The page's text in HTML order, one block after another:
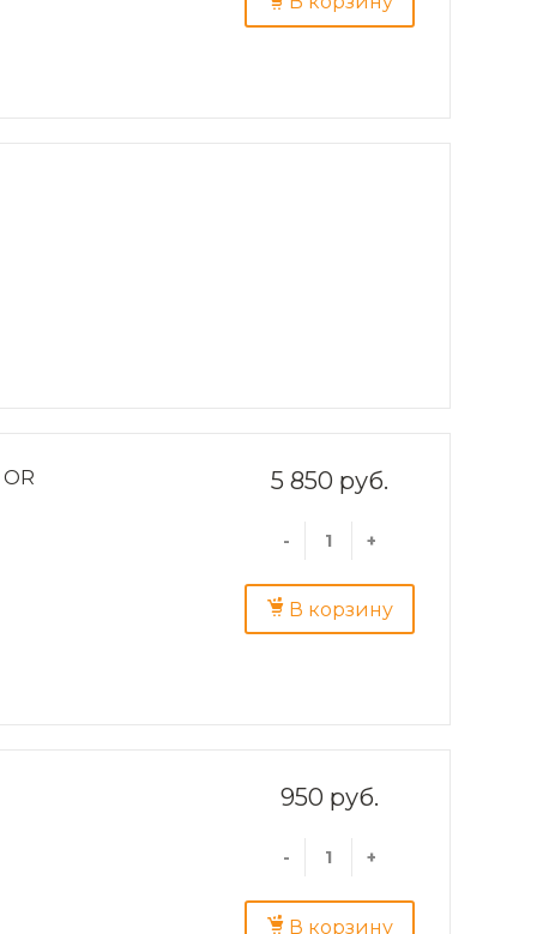
5 850 руб.
- +
В корзину
950 руб.
- +
В корзину